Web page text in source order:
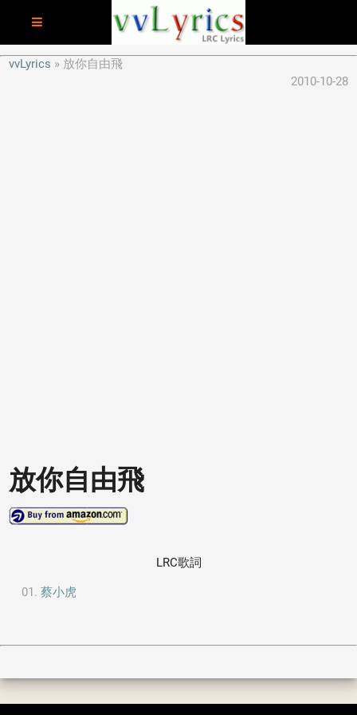
vvLyrics
放你自由飛
2010-10-28
放你自由飛
LRC歌詞
蔡小虎